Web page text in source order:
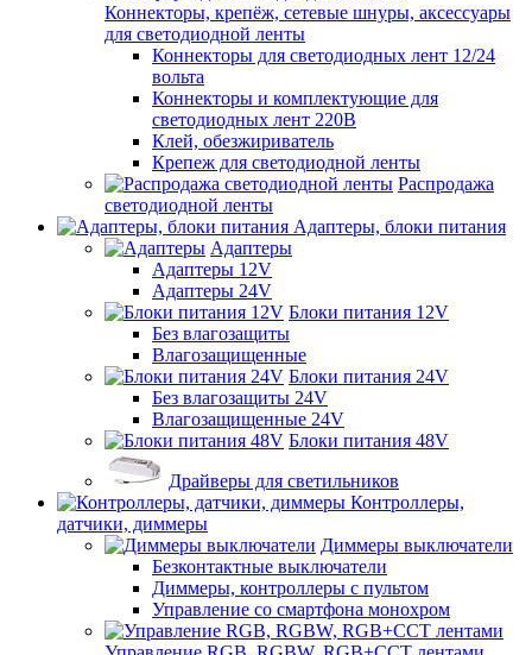
Коннекторы, крепёж, сетевые шнуры, аксессуары
для светодиодной ленты
Коннекторы для светодиодных лент 12/24
вольта
Коннекторы и комплектующие для
светодиодных лент 220В
Клей, обезжириватель
Крепеж для светодиодной ленты
Распродажа
светодиодной ленты
Адаптеры, блоки питания
Адаптеры
Адаптеры 12V
Адаптеры 24V
Блоки питания 12V
Без влагозащиты
Влагозащищенные
Блоки питания 24V
Без влагозащиты 24V
Влагозащищенные 24V
Блоки питания 48V
Драйверы для светильников
Контроллеры,
датчики, диммеры
Диммеры выключатели
Безконтактные выключатели
Диммеры, контроллеры с пультом
Управление со смартфона монохром